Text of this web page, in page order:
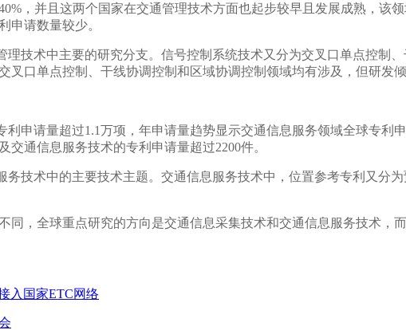
，并且这两个国家在交通管理技术方面也起步较早且发展成熟，
申请数量较少。
理技术中主要的研究分支。信号控制系统技术又分为交叉口单点控制
叉口单点控制、干线协调控制和区域协调控制领域均有涉及，但研发
利申请量超过1.1万项，年申请量趋势显示交通信息服务领域全球专
交通信息服务技术的专利申请量超过2200件。
务技术中的主要技术主题。交通信息服务技术中，位置参考专利又分
同，全球重点研究的方向是交通信息采集技术和交通信息服务技术，
入国家ETC网络